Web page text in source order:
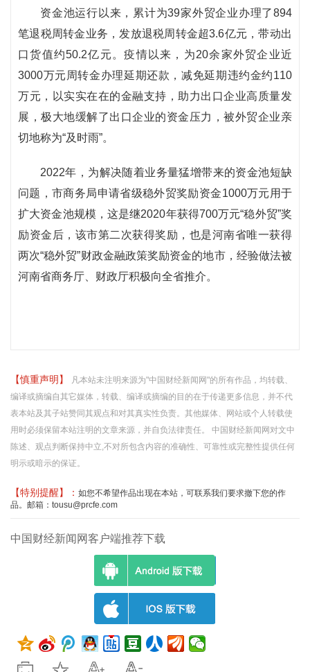
资金池运行以来，累计为39家外贸企业办理了894
笔退税周转金业务，发放退税周转金超3.6亿元，带动出
口货值约50.2亿元。疫情以来，为20余家外贸企业近
3000万元周转金办理延期还款，减免延期违约金约110
万元，以实实在在的金融支持，助力出口企业高质量发
展，极大地缓解了出口企业的资金压力，被外贸企业亲
切地称为“及时雨”。
2022年，为解决随着业务量猛增带来的资金池短缺
问题，市商务局申请省级稳外贸奖励资金1000万元用于
扩大资金池规模，这是继2020年获得700万元“稳外贸”奖
励资金后，该市第二次获得奖励，也是河南省唯一获得
两次“稳外贸”财政金融政策奖励资金的地市，经验做法被
河南省商务厅、财政厅积极向全省推介。
【慎重声明】
凡本站未注明来源为"中国财经新闻网"的所有作品，均转载、
编译或摘编自其它媒体，转载、编译或摘编的目的在于传递更多信息，并不代
表本站及其子站赞同其观点和对其真实性负责。其他媒体、网站或个人转载使
用时必须保留本站注明的文章来源，并自负法律责任。 中国财经新闻网对文中
陈述、观点判断保持中立,不对所包含内容的准确性、可靠性或完整性提供任何
明示或暗示的保证。
【特别提醒】： 如您不希望作品出现在本站，可联系我们要求撤下您的作
品。邮箱：tousu@prcfe.com
中国财经新闻网客户端推荐下载